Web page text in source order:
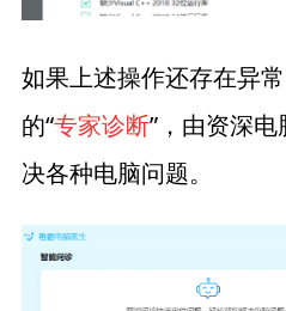
如果上述操作还存在异
的“专家诊断”，由资深电
决各种电脑问题。